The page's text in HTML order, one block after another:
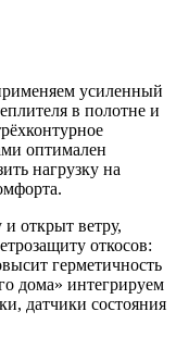
усиленный
в полотне и
оптимален
нагрузку на
открыт ветру,
откосов:
герметичность
дома» интегрируем
датчики состояния